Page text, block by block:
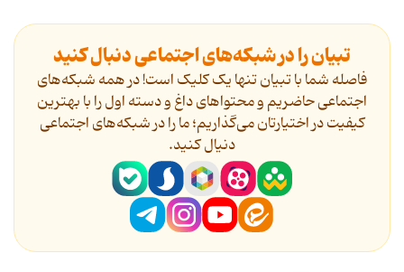
تبیان را در شبکه‌های اجتماعی دنبال کنید
فاصله شما با تبیان تنها یک کلیک است! در همه شبکه‌های
اجتماعی حاضریم و محتواهای داغ و دسته اول را با بهترین
کیفیت در اختیارتان می‌گذاریم؛ ما را در شبکه‌های اجتماعی
دنیال کنید.